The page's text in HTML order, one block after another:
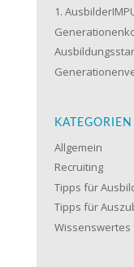
1.
KATEGORIEN
Allgemein
Recruiting
Tipps für
Tipps für
Wissenswertes